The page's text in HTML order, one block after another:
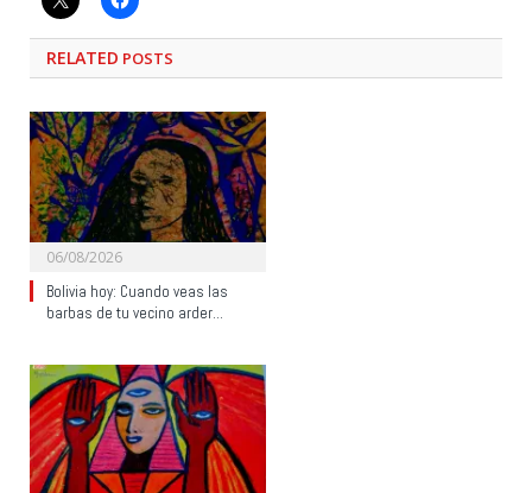
RELATED POSTS
06/08/2026
Bolivia hoy: Cuando veas las
barbas de tu vecino arder…